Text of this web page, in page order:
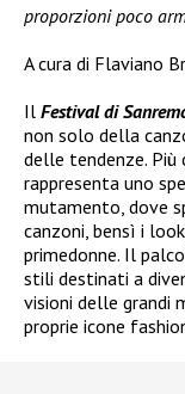
proporzioni poco
A cura di Flaviano
Il Festival di
non solo della
delle tendenze. Più
rappresenta uno
mutamento, dove
canzoni, bensì i
primedonne. Il
stili destinati a
visioni delle grandi
proprie icone